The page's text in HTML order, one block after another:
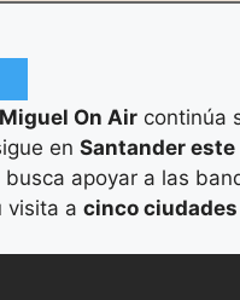
On Aircontinúa
en Santander este
apoyar a las
visita a cinco ciudades